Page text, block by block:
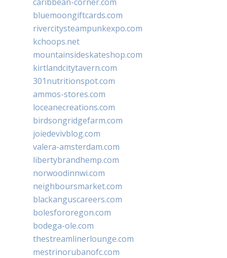
bluemoongiftcards.com
rivercitysteampunkexpo.com
kchoops.net
mountainsideskateshop.com
kirtlandcitytavern.com
301nutritionspot.com
ammos-stores.com
loceanecreations.com
birdsongridgefarm.com
joiedevivblog.com
valera-amsterdam.com
libertybrandhemp.com
norwoodinnwi.com
neighboursmarket.com
blackanguscareers.com
bolesfororegon.com
bodega-ole.com
thestreamlinerlounge.com
mestrinorubanofc.com